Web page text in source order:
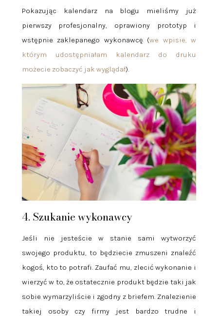
Pokazując kalendarz na blogu mieliśmy już
pierwszy profesjonalny, oprawiony prototyp i
wstępnie zaklepanego wykonawcę (we wpisie, w
którym udostępniałam kalendarz do druku
możecie zobaczyć jak wyglądał).
4. Szukanie wykonawcy
Jeśli nie jesteście w stanie sami wytworzyć
swojego produktu, to będziecie zmuszeni znaleźć
kogoś, kto to potrafi. Zaufać mu, zlecić wykonanie i
wierzyć w to, że ostatecznie produkt będzie taki jak
sobie wymarzyliście i zgodny z briefem. Znalezienie
takiej osoby czy firmy jest bardzo trudne i